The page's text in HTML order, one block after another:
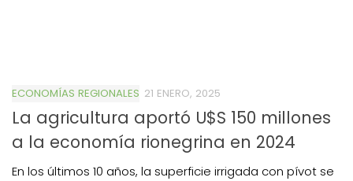
ECONOMÍAS REGIONALES 21 ENERO, 2025
La agricultura aportó U$S 150 millones
a la economía rionegrina en 2024
En los últimos 10 años, la superficie irrigada con pívot se